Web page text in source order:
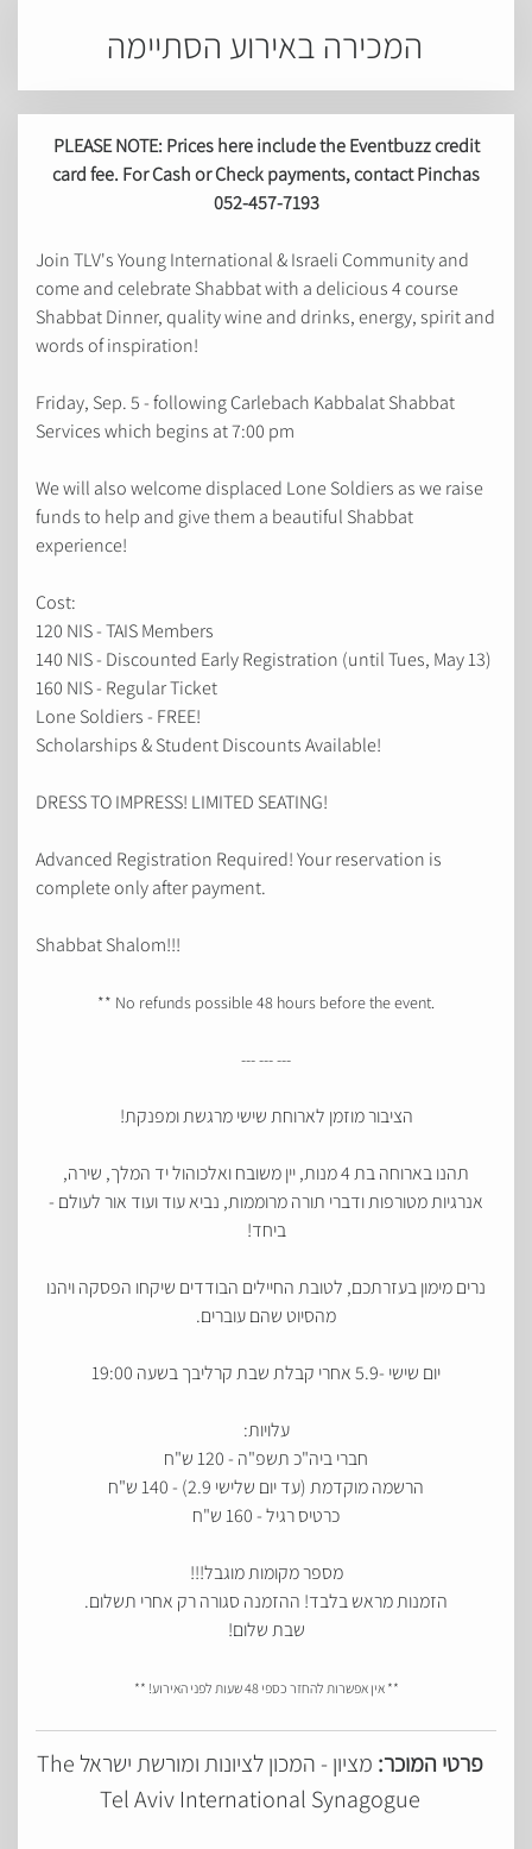
המכירה באירוע הסתיימה
PLEASE NOTE: Prices here include the Eventbuzz credit
card fee. For Cash or Check payments, contact Pinchas
052-457-7193
Join TLV's Young International & Israeli Community and
come and celebrate Shabbat with a delicious 4 course
Shabbat Dinner, quality wine and drinks, energy, spirit and
words of inspiration!
Friday, Sep. 5 - following Carlebach Kabbalat Shabbat
Services which begins at 7:00 pm
We will also welcome displaced Lone Soldiers as we raise
funds to help and give them a beautiful Shabbat
experience!
Cost:
120 NIS - TAIS Members
140 NIS - Discounted Early Registration (until Tues, May 13)
160 NIS - Regular Ticket
Lone Soldiers - FREE!
Scholarships & Student Discounts Available!
DRESS TO IMPRESS! LIMITED SEATING!
Advanced Registration Required! Your reservation is
complete only after payment.
Shabbat Shalom!!!
** No refunds possible 48 hours before the event.
--- --- ---
הציבור מוזמן לארוחת שישי מרגשת ומפנקת!
תהנו בארוחה בת 4 מנות, יין משובח ואלכוהול יד המלך, שירה,
אנרגיות מטורפות ודברי תורה מרוממות, נביא עוד ועוד אור לעולם -
ביחד!
נרים מימון בעזרתכם, לטובת החיילים הבודדים שיקחו הפסקה ויהנו
מהסיוט שהם עוברים.
יום שישי -5.9 אחרי קבלת שבת קרליבך בשעה 19:00
עלויות:
חברי ביה"כ תשפ"ה - 120 ש"ח
הרשמה מוקדמת (עד יום שלישי 2.9) - 140 ש"ח
כרטיס רגיל - 160 ש"ח
מספר מקומות מוגבל!!!
הזמנות מראש בלבד! ההזמנה סגורה רק אחרי תשלום.
שבת שלום!
** אין אפשרות להחזר כספי 48 שעות לפני האירוע! **
פרטי המוכר:
מציון - המכון לציונות ומורשת ישראל The
Tel Aviv International Synagogue